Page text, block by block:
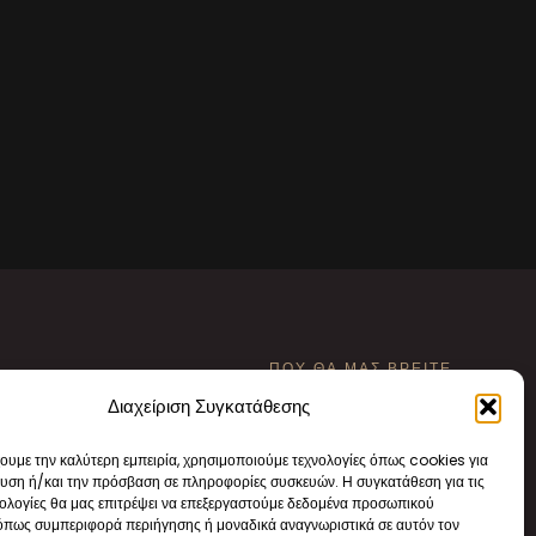
Διαχείριση Συγκατάθεσης
την καλύτερη εμπειρία, χρησιμοποιούμε τεχνολογίες όπως cookies για
ή/και την πρόσβαση σε πληροφορίες συσκευών. Η συγκατάθεση για τις
θα μας επιτρέψει να επεξεργαστούμε δεδομένα προσωπικού
συμπεριφορά περιήγησης ή μοναδικά αναγνωριστικά σε αυτόν τον
ΠΟΥ ΘΑ ΜΑΣ ΒΡΕΙΤΕ
Αθήνα
Τ.Κ 10439